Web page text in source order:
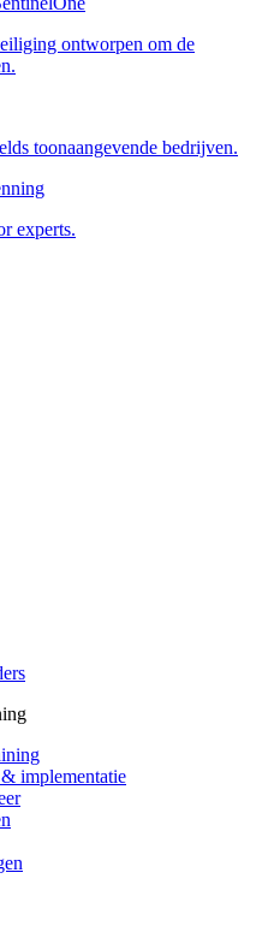
ontworpen om de
toonaangevende bedrijven.
experts.
implementatie